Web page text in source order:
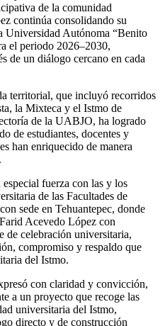
de la comunidad
continúa consolidando su
Universidad Autónoma “Benito
el periodo 2026–2030,
de un diálogo cercano en cada
territorial, que incluyó recorridos
la Mixteca y el Istmo de
de la UABJO, ha logrado
de estudiantes, docentes y
han enriquecido de manera
fuerza con las y los
de las Facultades de
sede en Tehuantepec, donde
Acevedo López con
de celebración universitaria,
compromiso y respaldo que
del Istmo.
con claridad y convicción,
a un proyecto que recoge las
universitaria del Istmo,
directo y de construcción